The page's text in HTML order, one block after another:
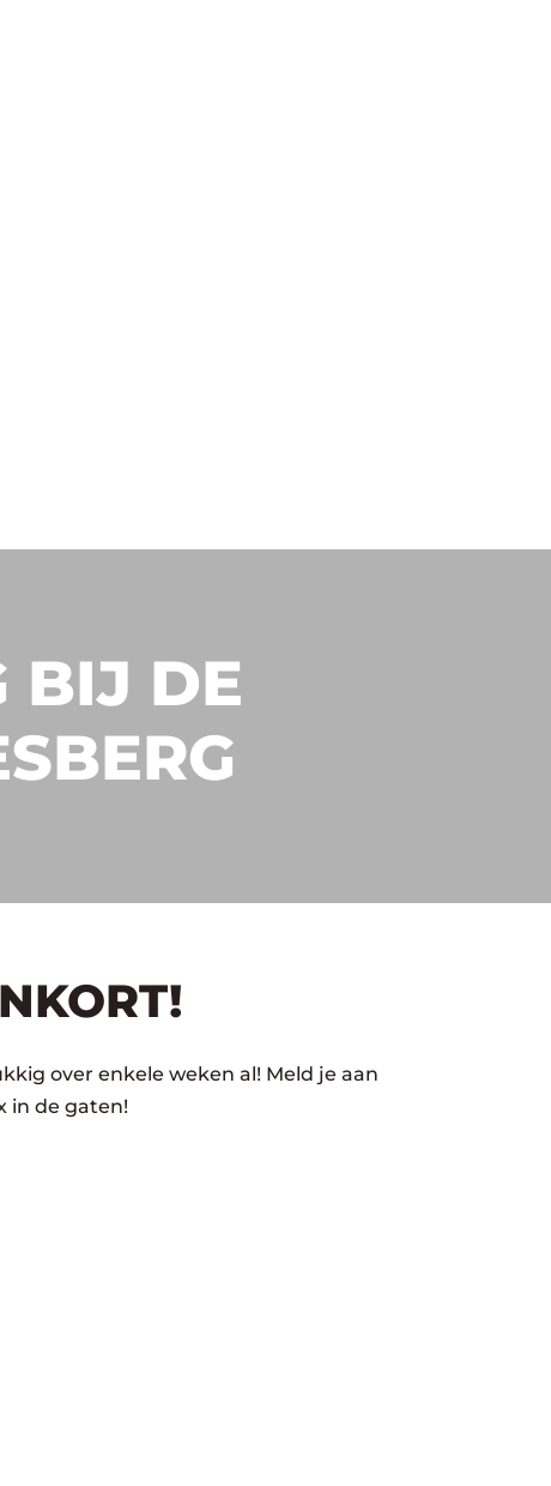
BIJ DE
over enkele weken al! Meld je aan
in de gaten!